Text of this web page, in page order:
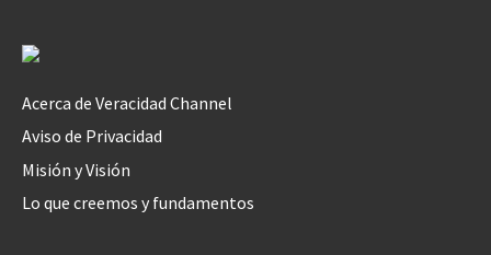
Acerca de Veracidad Channel
Aviso de Privacidad
Misión y Visión
Lo que creemos y fundamentos